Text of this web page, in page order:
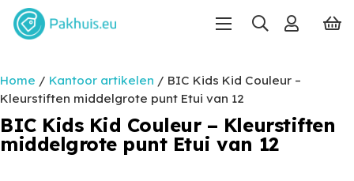
Home / Kantoor artikelen / BIC Kids Kid Couleur –
Kleurstiften middelgrote punt Etui van 12
BIC Kids Kid Couleur – Kleurstiften
middelgrote punt Etui van 12